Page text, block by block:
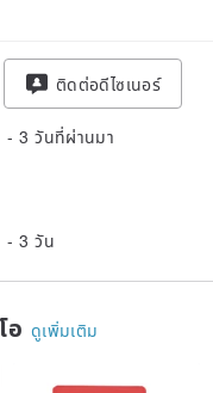
ติดต่อดีไซเนอร์
- 3 วันที่ผ่านมา
- 3 วัน
อ ดูเพิ่มเติม